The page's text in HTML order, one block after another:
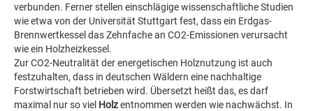
verbunden. Ferner stellen einschlägige wissenschaftliche Studien
wie etwa von der Universität Stuttgart fest, dass ein Erdgas-
Brennwertkessel das Zehnfache an CO2-Emissionen verursacht
wie ein Holzheizkessel.
Zur CO2-Neutralität der energetischen Holznutzung ist auch
festzuhalten, dass in deutschen Wäldern eine nachhaltige
Forstwirtschaft betrieben wird. Übersetzt heißt das, es darf
maximal nur so viel Holzentnommen werden wie nachwächst. In